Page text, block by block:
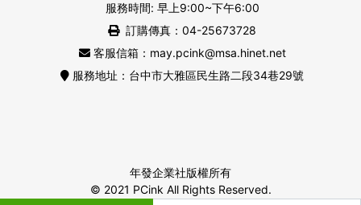
服務時間: 早上9:00~下午6:00
訂購傳真：04-25673728
客服信箱：may.pcink@msa.hinet.net
服務地址：台中市大雅區民生路二段34巷29號
年發企業社版權所有
© 2021 PCink All Rights Reserved.